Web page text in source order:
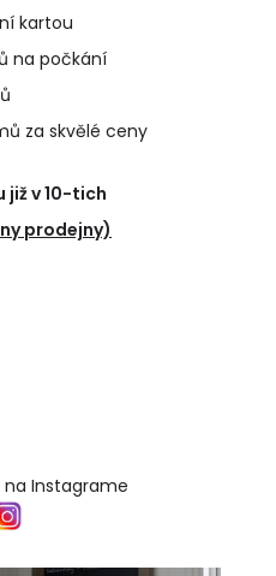
kartou
na počkání
za skvělé ceny
již v 10-tich
prodejny)
Instagrame